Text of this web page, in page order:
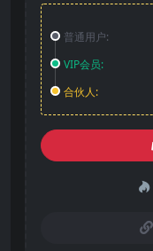
普通用户:
VIP会员:
合伙人: